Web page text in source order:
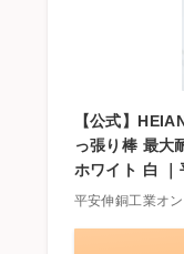
【公式】
っ張り棒 最大
ホワイト 白 ｜
平安伸銅工業オ